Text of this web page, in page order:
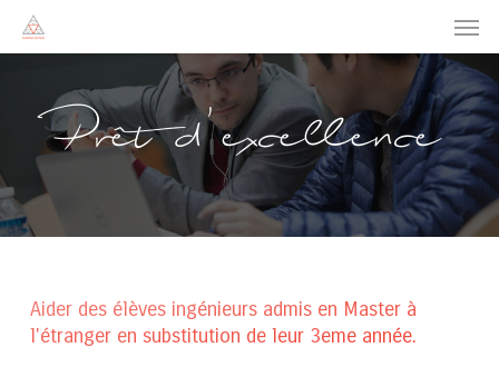
content
Prêt d'excellence
Aider des élèves ingénieurs admis en Master à
l'étranger en substitution de leur 3eme année.